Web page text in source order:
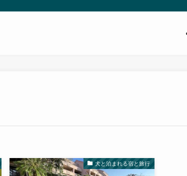
犬と泊まれる宿と旅行